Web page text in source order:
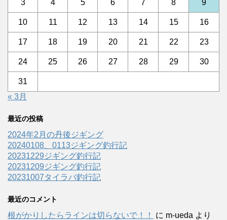
3 4 5 6 7 8 9
10 11 12 13 14 15 16
17 18 19 20 21 22 23
24 25 26 27 28 29 30
31
« 3月
最近の投稿
2024年2月の丹後ジギング
20240108、0113ジギング釣行記
20231229ジギング釣行記
20231209ジギング釣行記
20231007タイラバ釣行記
最近のコメント
根がかりしたらラインは切らないで！！ に m-ueda より